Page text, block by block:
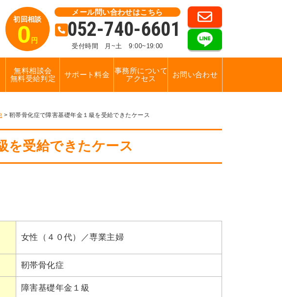
初回相談
0円
メール問い合わせはこちら
052-740-6601
受付時間 月~土 9:00~19:00
無料相談会
無料受給判定
サポート料金
事務所について
アクセス
お問い合わせ
> 靭帯骨化症で障害基礎年金１級を受給できたケース
を受給できたケース
女性（４０代）／専業主婦
靭帯骨化症
障害基礎年金１級